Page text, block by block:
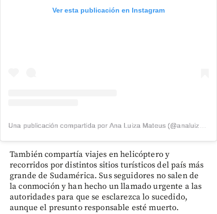
Ver esta publicación en Instagram
También compartía viajes en helicóptero y
recorridos por distintos sitios turísticos del país más
grande de Sudamérica. Sus seguidores no salen de
la conmoción y han hecho un llamado urgente a las
autoridades para que se esclarezca lo sucedido,
aunque el presunto responsable esté muerto.